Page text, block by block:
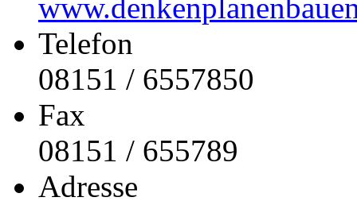
Telefon
08151 / 6557850
Fax
08151 / 655789
Adresse